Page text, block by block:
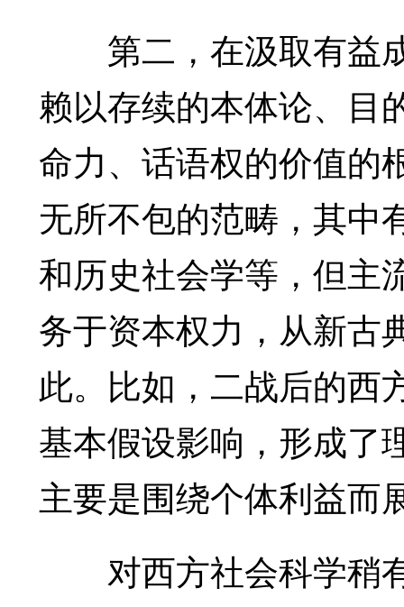
第二，在汲取有益
赖以存续的本体论、目
命力、话语权的价值的
无所不包的范畴，其中
和历史社会学等，但主
务于资本权力，从新古
此。比如，二战后的西
基本假设影响，形成了
主要是围绕个体利益而
对西方社会科学稍